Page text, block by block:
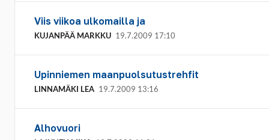
Viis viikoa ulkomailla ja
KUJANPÄÄ MARKKU 19.7.2009 17:10
Upinniemen maanpuolsutustrehfit
LINNAMÄKI LEA 19.7.2009 13:16
Alhovuori